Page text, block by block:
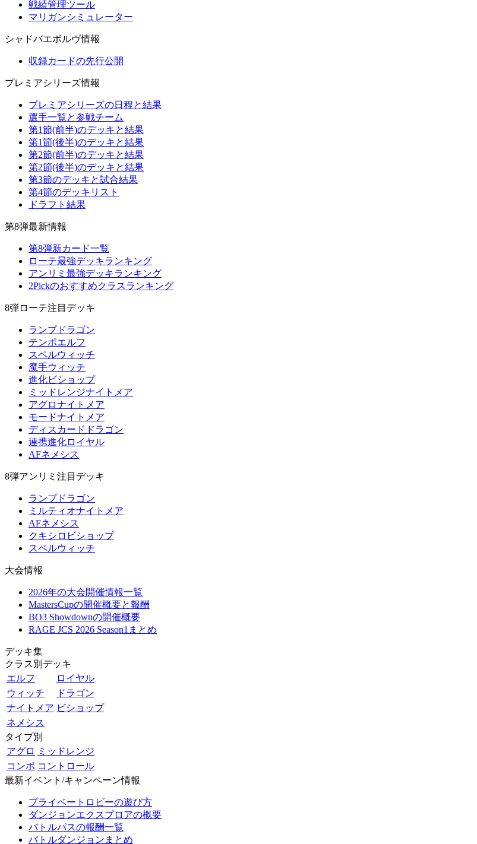
戦績管理ツール
マリガンシミュレーター
シャドバエボルヴ情報
収録カードの先行公開
プレミアシリーズ情報
プレミアシリーズの日程と結果
選手一覧と参戦チーム
第1節(前半)のデッキと結果
第1節(後半)のデッキと結果
第2節(前半)のデッキと結果
第2節(後半)のデッキと結果
第3節のデッキと試合結果
第4節のデッキリスト
ドラフト結果
第8弾最新情報
第8弾新カード一覧
ローテ最強デッキランキング
アンリミ最強デッキランキング
2Pickのおすすめクラスランキング
8弾ローテ注目デッキ
ランプドラゴン
テンポエルフ
スペルウィッチ
魔手ウィッチ
進化ビショップ
ミッドレンジナイトメア
アグロナイトメア
モードナイトメア
ディスカードドラゴン
連携進化ロイヤル
AFネメシス
8弾アンリミ注目デッキ
ランプドラゴン
ミルティオナイトメア
AFネメシス
クキシロビショップ
スペルウィッチ
大会情報
2026年の大会開催情報一覧
MastersCupの開催概要と報酬
BO3 Showdownの開催概要
RAGE JCS 2026 Season1まとめ
デッキ集
クラス別デッキ
エルフ
ロイヤル
ウィッチ
ドラゴン
ナイトメア ビショップ
ネメシス
タイプ別
アグロ
ミッドレンジ
コンボ コントロール
最新イベント/キャンペーン情報
プライベートロビーの遊び方
ダンジョンエクスプロアの概要
バトルパスの報酬一覧
バトルダンジョンまとめ